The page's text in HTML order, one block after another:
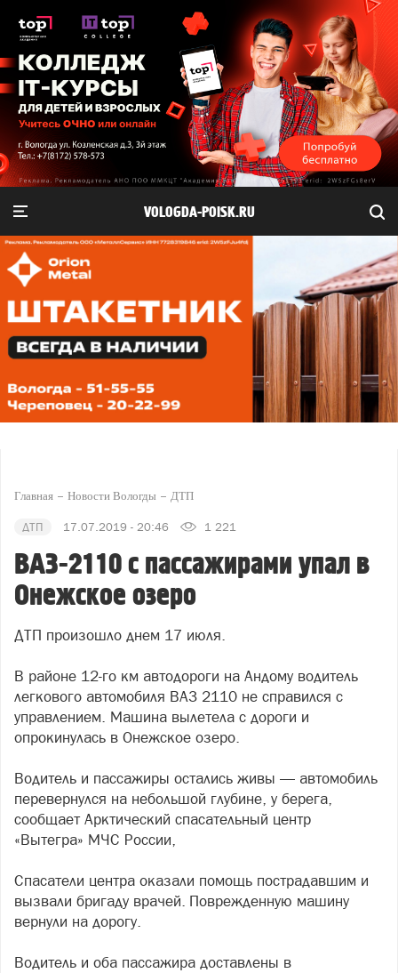
VOLOGDA-POISK.RU
Главная Новости Вологды ДТП
ДТП 17.07.2019 - 20:46 1 221
ВАЗ-2110 с пассажирами упал в
Онежское озеро
ДТП произошло днем 17 июля.
В районе 12-го км автодороги на Андому водитель
легкового автомобиля ВАЗ 2110 не справился с
управлением. Машина вылетела с дороги и
опрокинулась в Онежское озеро.
Водитель и пассажиры остались живы — автомобиль
перевернулся на небольшой глубине, у берега,
сообщает Арктический спасательный центр
«Вытегра» МЧС России,
Спасатели центра оказали помощь пострадавшим и
вызвали бригаду врачей. Поврежденную машину
вернули на дорогу.
Водитель и оба пассажира доставлены в